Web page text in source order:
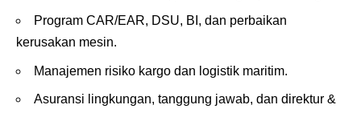
Program CAR/EAR, DSU, BI, dan perbaikan
kerusakan mesin.
Manajemen risiko kargo dan logistik maritim.
Asuransi lingkungan, tanggung jawab, dan direktur &